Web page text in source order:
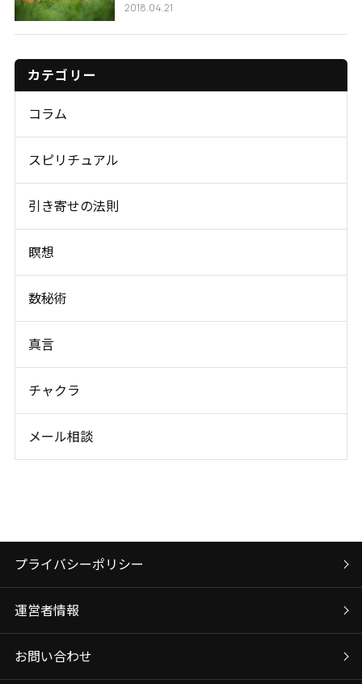
2018.04.21
カテゴリー
コラム
スピリチュアル
引き寄せの法則
瞑想
数秘術
真言
チャクラ
メール相談
プライバシーポリシー
運営者情報
お問い合わせ